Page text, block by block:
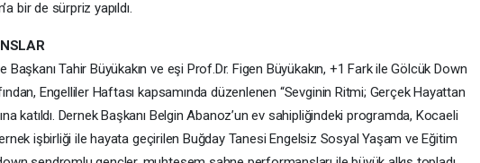
bir de sürpriz yapıldı.
Tahir Büyükakın ve eşi Prof.Dr. Figen Büyükakın, +1 Fark ile Gölcük Down
Engelliler Haftası kapsamında düzenlenen “Sevginin Ritmi; Gerçek Hayattan
katıldı. Dernek Başkanı Belgin Abanoz’un ev sahipliğindeki programda, Kocaeli
işbirliği ile hayata geçirilen Buğday Tanesi Engelsiz Sosyal Yaşam ve Eğitim